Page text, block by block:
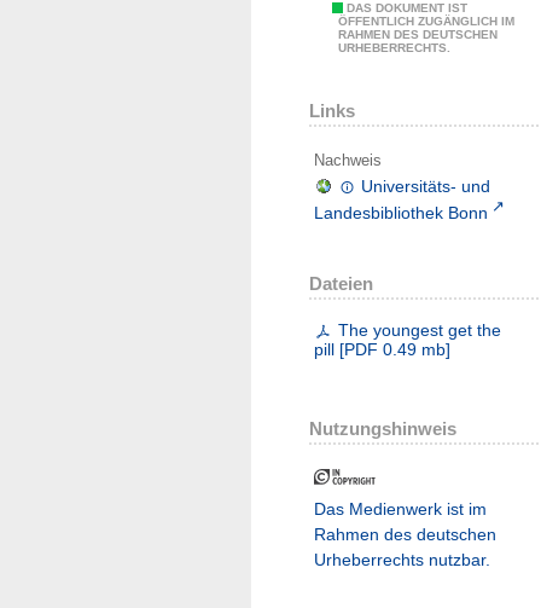
DAS DOKUMENT IST
ÖFFENTLICH ZUGÄNGLICH IM
RAHMEN DES DEUTSCHEN
URHEBERRECHTS.
Links
Nachweis
Universitäts- und
Landesbibliothek Bonn
Dateien
The youngest get the
pill [PDF 0.49 mb]
Nutzungshinweis
Das Medienwerk ist im
Rahmen des deutschen
Urheberrechts nutzbar.